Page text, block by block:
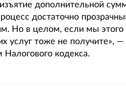
дополнительной
достаточно
Но в целом, если мы этого
услуг тоже не получите»,
кодекса.